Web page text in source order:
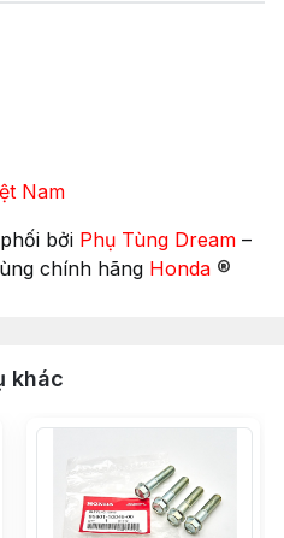
Nam
bởi Phụ Tùng Dream –
chính hãng Honda ®
khác